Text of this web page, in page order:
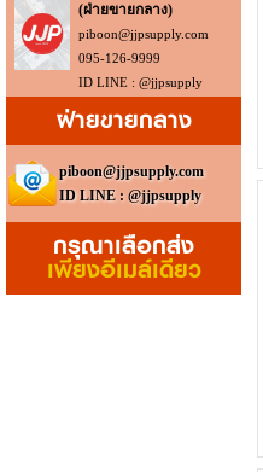
(ฝ่ายขายกลาง)
piboon@jjpsupply.com
095-126-9999
ID LINE : @jjpsupply
ฝ่ายขายกลาง
piboon@jjpsupply.com
ID LINE : @jjpsupply
กรุณาเลือกส่ง
เพียงอีเมล์เดียว